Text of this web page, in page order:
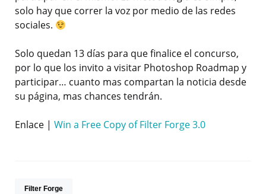
solo hay que correr la voz por medio de las redes
sociales.
Solo quedan 13 días para que finalice el concurso,
por lo que los invito a visitar Photoshop Roadmap y
participar… cuanto mas compartan la noticia desde
su página, mas chances tendrán.
Enlace | Win a Free Copy of Filter Forge 3.0
Filter Forge